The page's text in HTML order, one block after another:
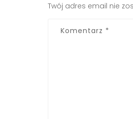
Twój adres email nie